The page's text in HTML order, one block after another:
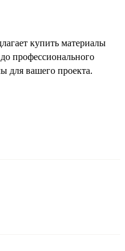
купить материалы
профессионального
для вашего проекта.